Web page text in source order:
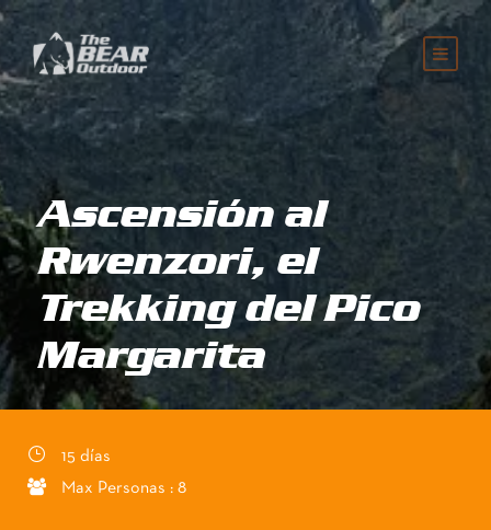
Ascensión al
Rwenzori, el
Trekking del Pico
Margarita
15 días
Max Personas : 8